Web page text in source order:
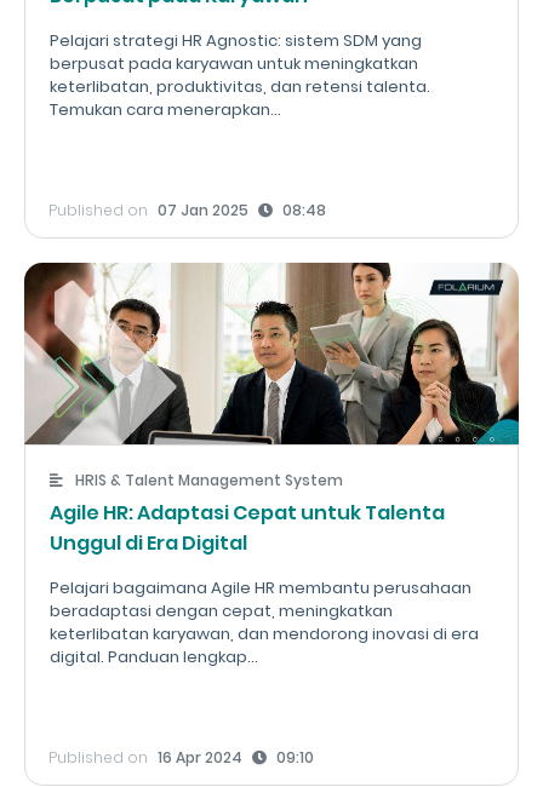
Pelajari strategi HR Agnostic: sistem SDM yang
berpusat pada karyawan untuk meningkatkan
keterlibatan, produktivitas, dan retensi talenta.
Temukan cara menerapkan...
Published on 07 Jan 2025 08:48
HRIS & Talent Management System
Agile HR: Adaptasi Cepat untuk Talenta
Unggul di Era Digital
Pelajari bagaimana Agile HR membantu perusahaan
beradaptasi dengan cepat, meningkatkan
keterlibatan karyawan, dan mendorong inovasi di era
digital. Panduan lengkap...
Published on 16 Apr 2024 09:10